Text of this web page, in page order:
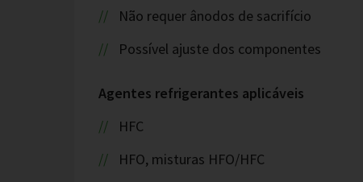
Não requer ânodos de sacrifício
Possível ajuste dos componentes
Agentes refrigerantes aplicáveis
HFC
HFO, misturas HFO/HFC